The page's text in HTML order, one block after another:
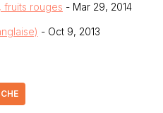
fruits rouges - Mar 29, 2014
- Oct 9, 2013